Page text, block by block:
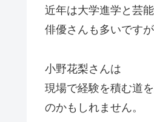
近年は大学進学と芸
俳優さんも多いですが
小野花梨さんは
現場で経験を積む道
のかもしれません。